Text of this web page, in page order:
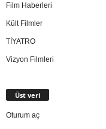
Film Haberleri
Kült Filmler
TİYATRO
Vizyon Filmleri
Üst veri
Oturum aç